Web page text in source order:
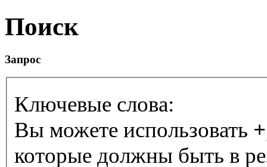
Поиск
Запрос
Ключевые слова:
Вы можете использовать +
которые должны быть в